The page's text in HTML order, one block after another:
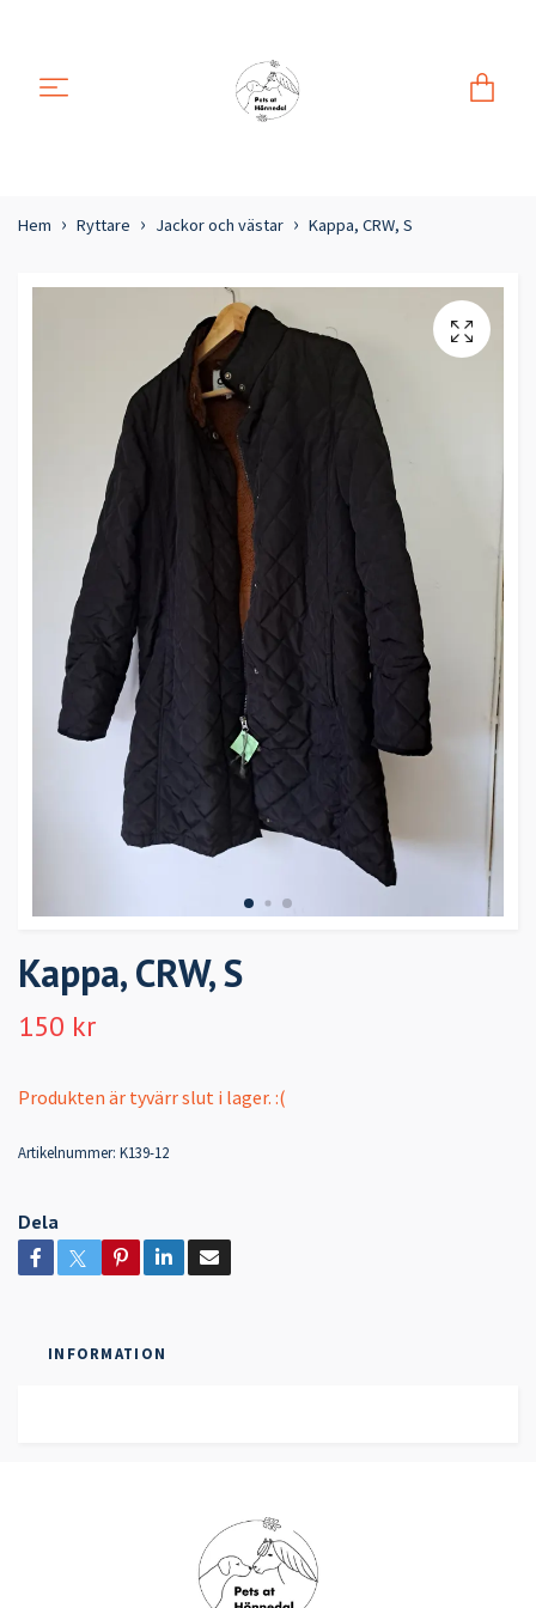
Hem Ryttare Jackor och västar Kappa, CRW, S
Kappa, CRW, S
150 kr
Produkten är tyvärr slut i lager. :(
Artikelnummer: K139-12
Dela
INFORMATION